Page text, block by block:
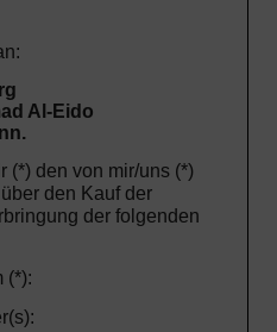
Al-Eido
(*) den von mir/uns (*)
den Kauf der
der folgenden
(*):